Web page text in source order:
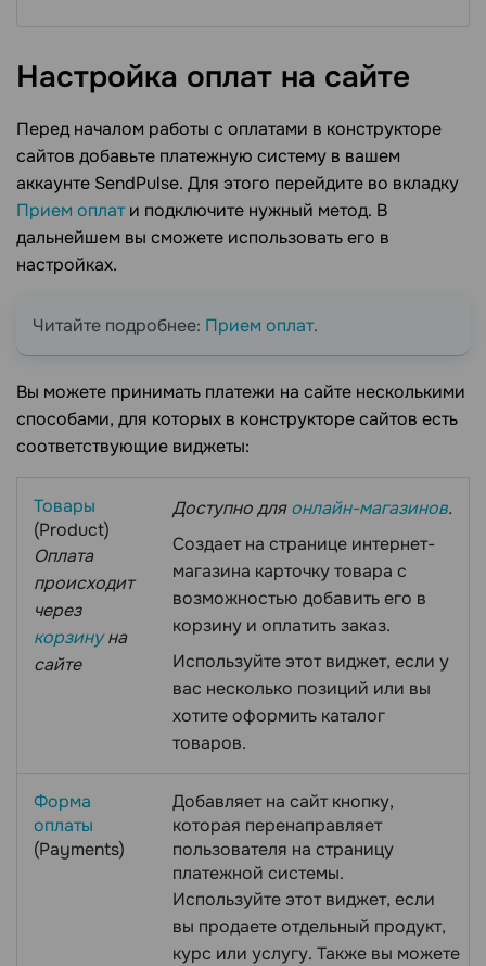
Настройка оплат на сайте
Перед началом работы с оплатами в конструкторе
сайтов добавьте платежную систему в вашем
аккаунте SendPulse. Для этого перейдите во вкладку
Прием оплати подключите нужный метод. В
дальнейшем вы сможете использовать его в
настройках.
Читайте подробнее: Прием оплат.
Вы можете принимать платежи на сайте несколькими
способами, для которых в конструкторе сайтов есть
соответствующие виджеты:
Товары
(Product)
Оплата
происходит
через
корзинуна
сайте
Доступно дляонлайн-магазинов.
Создает на странице интернет-
магазина карточку товара с
возможностью добавить его в
корзину и оплатить заказ.
Используйте этот виджет, если у
вас несколько позиций или вы
хотите оформить каталог
товаров.
Форма
оплаты
(Payments)
Добавляет на сайт кнопку,
которая перенаправляет
пользователя на страницу
платежной системы.
Используйте этот виджет, если
вы продаете отдельный продукт,
курс или услугу. Также вы можете